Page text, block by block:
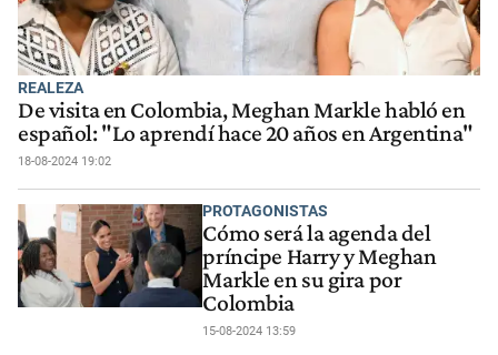
REALEZA
De visita en Colombia, Meghan Markle habló en
español: "Lo aprendí hace 20 años en Argentina"
18-08-2024 19:02
PROTAGONISTAS
Cómo será la agenda del
príncipe Harry y Meghan
Markle en su gira por
Colombia
15-08-2024 13:59